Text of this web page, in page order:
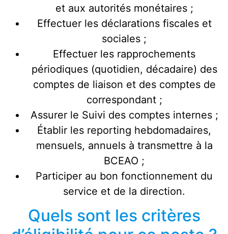
et aux autorités monétaires ;
Effectuer les déclarations fiscales et
sociales ;
Effectuer les rapprochements
périodiques (quotidien, décadaire) des
comptes de liaison et des comptes de
correspondant ;
Assurer le Suivi des comptes internes ;
Établir les reporting hebdomadaires,
mensuels, annuels à transmettre à la
BCEAO ;
Participer au bon fonctionnement du
service et de la direction.
Quels sont les critères